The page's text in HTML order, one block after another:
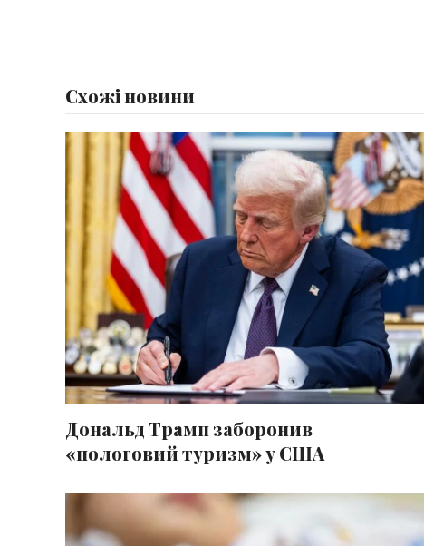
Схожі новини
Дональд Трамп заборонив
«пологовий туризм» у США